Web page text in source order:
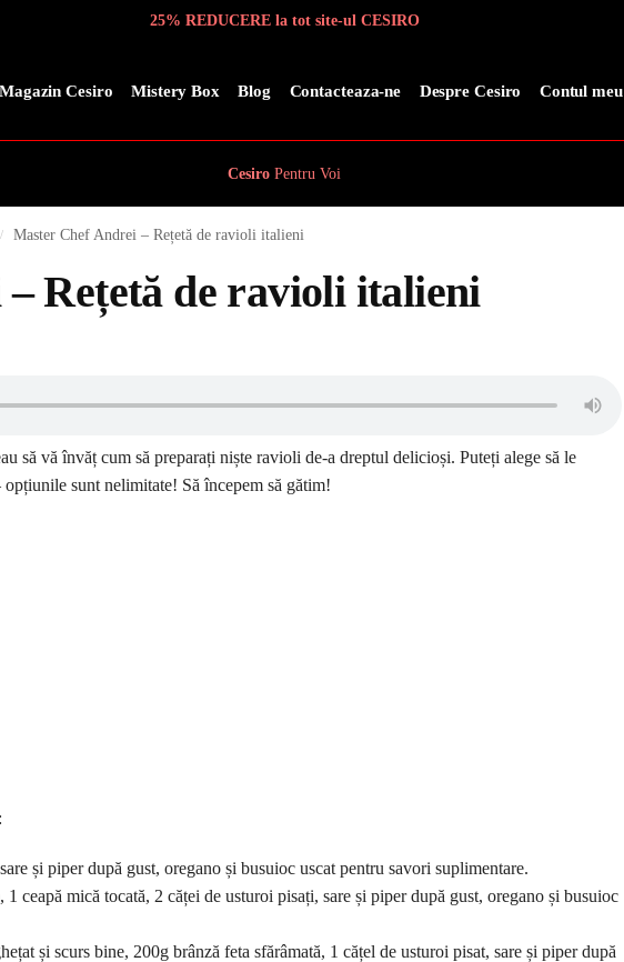
25% REDUCERE la tot site-ul CESIRO
Magazin Cesiro Mistery Box Blog Contacteaza-ne Despre Cesiro Contul meu
Cesiro Pentru Voi
/ Master Chef Andrei – Rețetă de ravioli italieni
Rețetă de ravioli italieni
să vă învăț cum să preparați niște ravioli de-a dreptul delicioși. Puteți alege să le
sunt nelimitate! Să începem să gătim!
și piper după gust, oregano și busuioc uscat pentru savori suplimentare.
ceapă mică tocată, 2 căței de usturoi pisați, sare și piper după gust, oregano și busuioc
și scurs bine, 200g brânză feta sfărâmată, 1 cățel de usturoi pisat, sare și piper după